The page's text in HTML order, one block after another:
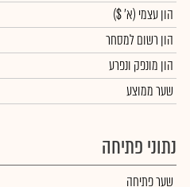
הון עצמי (א' $)
הון רשום למסחר
הון מונפק ונפרע
שער ממוצע
נתוני פתיחה
שער פתיחה